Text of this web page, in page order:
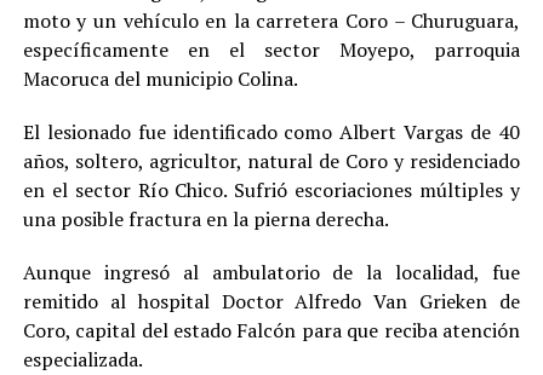
moto y un vehículo en la carretera Coro – Churuguara,
específicamente en el sector Moyepo, parroquia
Macoruca del municipio Colina.
El lesionado fue identificado como Albert Vargas de 40
años, soltero, agricultor, natural de Coro y residenciado
en el sector Río Chico. Sufrió escoriaciones múltiples y
una posible fractura en la pierna derecha.
Aunque ingresó al ambulatorio de la localidad, fue
remitido al hospital Doctor Alfredo Van Grieken de
Coro, capital del estado Falcón para que reciba atención
especializada.